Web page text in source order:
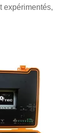
expérimentés,